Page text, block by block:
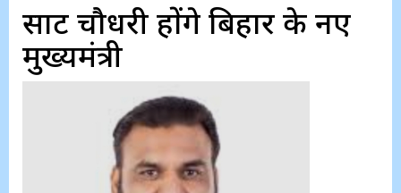
सम्राट चौधरी होंगे बिहार के नए
मुख्यमंत्री